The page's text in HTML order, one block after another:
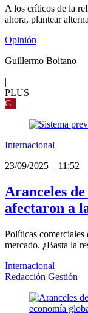
A los críticos de la
ahora, plantear
Opinión
Guillermo Boitano
|
PLUS
G
Internacional
23/09/2025
11:52
Aranceles
afectaron a
Políticas comerciales
mercado. ¿Basta la
Internacional
Redacción Gestión